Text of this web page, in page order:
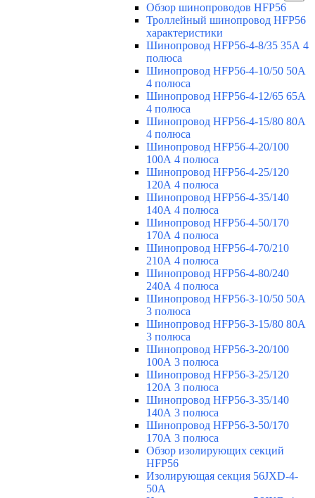
Обзор шинопроводов HFP56
Троллейный шинопровод HFP56
характеристики
Шинопровод HFP56-4-8/35 35А 4
полюса
Шинопровод HFP56-4-10/50 50А
4 полюса
Шинопровод HFP56-4-12/65 65А
4 полюса
Шинопровод HFP56-4-15/80 80А
4 полюса
Шинопровод HFP56-4-20/100
100А 4 полюса
Шинопровод HFP56-4-25/120
120А 4 полюса
Шинопровод HFP56-4-35/140
140А 4 полюса
Шинопровод HFP56-4-50/170
170А 4 полюса
Шинопровод HFP56-4-70/210
210А 4 полюса
Шинопровод HFP56-4-80/240
240А 4 полюса
Шинопровод HFP56-3-10/50 50А
3 полюса
Шинопровод HFP56-3-15/80 80А
3 полюса
Шинопровод HFP56-3-20/100
100А 3 полюса
Шинопровод HFP56-3-25/120
120А 3 полюса
Шинопровод HFP56-3-35/140
140А 3 полюса
Шинопровод HFP56-3-50/170
170А 3 полюса
Обзор изолирующих секций
HFP56
Изолирующая секция 56JXD-4-
50A